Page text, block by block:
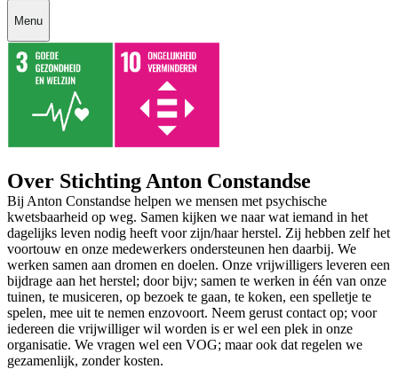
Menu
Over Stichting Anton Constandse
Bij Anton Constandse helpen we mensen met psychische
kwetsbaarheid op weg. Samen kijken we naar wat iemand in het
dagelijks leven nodig heeft voor zijn/haar herstel. Zij hebben zelf het
voortouw en onze medewerkers ondersteunen hen daarbij. We
werken samen aan dromen en doelen. Onze vrijwilligers leveren een
bijdrage aan het herstel; door bijv; samen te werken in één van onze
tuinen, te musiceren, op bezoek te gaan, te koken, een spelletje te
spelen, mee uit te nemen enzovoort. Neem gerust contact op; voor
iedereen die vrijwilliger wil worden is er wel een plek in onze
organisatie. We vragen wel een VOG; maar ook dat regelen we
gezamenlijk, zonder kosten.